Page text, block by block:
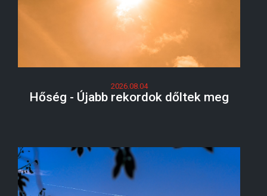
2026.08.04
Hőség - Újabb rekordok dőltek meg